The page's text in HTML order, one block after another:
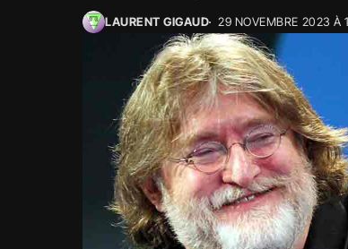
LAURENT GIGAUD 29 NOVEMBRE 2023 À